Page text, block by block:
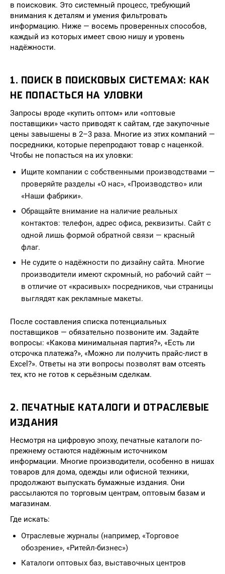
в поисковик. Это системный процесс, требующий
внимания к деталям и умения фильтровать
информацию. Ниже — восемь проверенных способов,
каждый из которых имеет свою нишу и уровень
надёжности.
1. ПОИСК В ПОИСКОВЫХ СИСТЕМАХ: КАК
НЕ ПОПАСТЬСЯ НА УЛОВКИ
Запросы вроде «купить оптом» или «оптовые
поставщики» часто приводят к сайтам, где закупочные
цены завышены в 2–3 раза. Многие из этих компаний —
посредники, которые перепродают товар с наценкой.
Чтобы не попасться на их уловки:
Ищите компании с собственными производствами —
проверяйте разделы «О нас», «Производство» или
«Наши фабрики».
Обращайте внимание на наличие реальных
контактов: телефон, адрес офиса, реквизиты. Сайт с
одной лишь формой обратной связи — красный
флаг.
Не судите о надёжности по дизайну сайта. Многие
производители имеют скромный, но рабочий сайт —
в отличие от «красивых» посредников, чьи страницы
выглядят как рекламные макеты.
После составления списка потенциальных
поставщиков — обязательно позвоните им. Задайте
вопросы: «Какова минимальная партия?», «Есть ли
отсрочка платежа?», «Можно ли получить прайс-лист в
Excel?». Ответы на эти вопросы позволят вам отсеять
тех, кто не готов к серьёзным сделкам.
2. ПЕЧАТНЫЕ КАТАЛОГИ И ОТРАСЛЕВЫЕ
ИЗДАНИЯ
Несмотря на цифровую эпоху, печатные каталоги по-
прежнему остаются надёжным источником
информации. Многие производители, особенно в нишах
товаров для дома, одежды или офисной техники,
продолжают выпускать бумажные издания. Они
рассылаются по торговым центрам, оптовым базам и
магазинам.
Где искать:
Отраслевые журналы (например, «Торговое
обозрение», «Ритейл-бизнес»)
Каталоги оптовых баз, выставочных центров